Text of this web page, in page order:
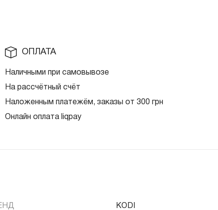
ОПЛАТА
Наличными при самовывозе
На рассчётный счёт
Наложенным платежём, заказы от 300 грн
Онлайн оплата liqpay
KODI